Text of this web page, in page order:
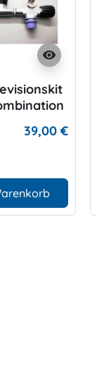
visibility
39,00 €